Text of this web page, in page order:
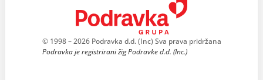
© 1998 – 2026 Podravka d.d. (Inc) Sva prava pridržana
Podravka je registrirani žig Podravke d.d. (Inc.)